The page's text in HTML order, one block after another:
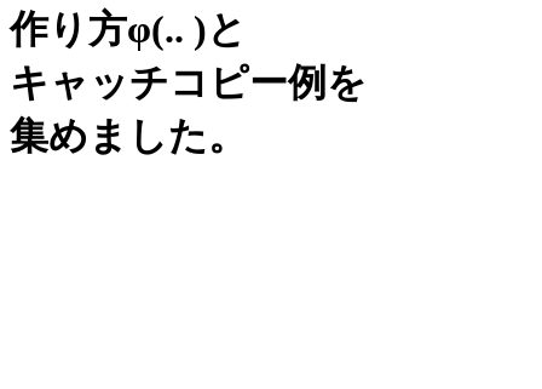
作り方φ(.. )と
キャッチコピー例を
集めました。